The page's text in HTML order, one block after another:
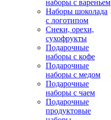
наборы с вареньем
Наборы шоколада
с логотипом
Снеки, орехи,
сухофрукты
Подарочные
наборы с кофе
Подарочные
наборы с медом
Подарочные
наборы с чаем
Подарочные
продуктовые